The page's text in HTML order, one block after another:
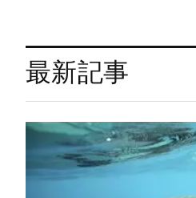
最新記事